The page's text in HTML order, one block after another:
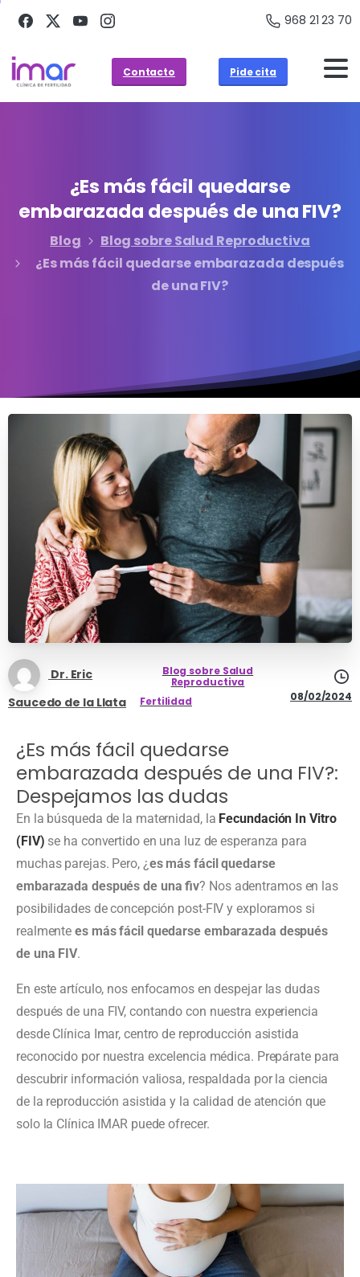
968 21 23 70
Contacto Pide cita
¿Es más fácil quedarse
embarazada después de unaFIV?
Blog
Blog sobre Salud Reproductiva
¿Es más fácil quedarse embarazada después
de una FIV?
Dr. Eric
Saucedo de la Llata
Blog sobre Salud
Reproductiva
Fertilidad
08/02/2024
¿Es más fácil quedarse
embarazada después de una FIV?:
Despejamos las dudas
En la búsqueda de la maternidad, la Fecundación In Vitro
(FIV) se ha convertido en una luz de esperanza para
muchas parejas. Pero, ¿es más fácil quedarse
embarazada después de una fiv? Nos adentramos en las
posibilidades de concepción post-FIV y exploramos si
realmentees más fácil quedarse embarazada después
de una FIV.
En este artículo, nos enfocamos en despejar las dudas
después de una FIV, contando con nuestra experiencia
desde Clínica Imar, centro de reproducción asistida
reconocido por nuestra excelencia médica. Prepárate para
descubrir información valiosa, respaldada por la ciencia
de la reproducción asistida y la calidad de atención que
solo la Clínica IMAR puede ofrecer.